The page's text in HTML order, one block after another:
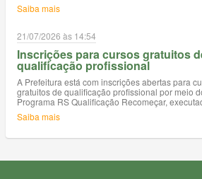
Saiba mais
21/07/2026 às 14:54
Inscrições para cursos gratuitos
qualificação profissional
A Prefeitura está com inscrições abertas para
gratuitos de qualificação profissional por meio
Programa RS Qualificação Recomeçar,
Saiba mais